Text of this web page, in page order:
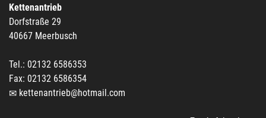
Kettenantrieb
Dorfstraße 29
40667 Meerbusch
Tel.: 02132 6586353
Fax: 02132 6586354
kettenantrieb@hotmail.com